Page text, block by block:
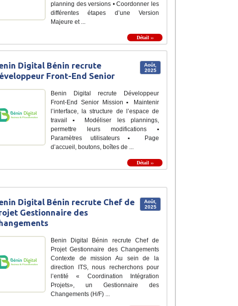
planning des versions • Coordonner les
différentes étapes d’une Version
Majeure et ...
Détail ››
Août,
2025
Digital Bénin recrute
Front-End Senior
Benin Digital recrute Développeur
Front-End Senior Mission ▪ Maintenir
l’interface, la structure de l’espace de
travail ▪ Modéliser les plannings,
permettre leurs modifications ▪
Paramètres utilisateurs ▪ Page
d’accueil, boutons, boîtes de ...
Détail ››
Août,
2025
Digital Bénin recrute Chef de
Gestionnaire des
Benin Digital Bénin recrute Chef de
Projet Gestionnaire des Changements
Contexte de mission Au sein de la
direction ITS, nous recherchons pour
l’entité « Coordination Intégration
Projets», un Gestionnaire des
Changements (H/F) ...